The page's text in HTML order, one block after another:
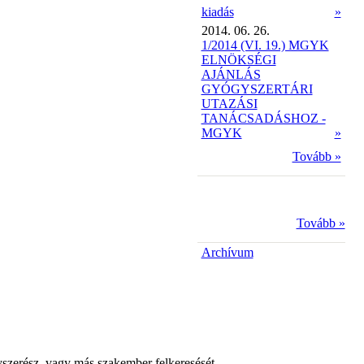
kiadás
»
2014. 06. 26.
1/2014 (VI. 19.) MGYK
ELNÖKSÉGI
AJÁNLÁS
GYÓGYSZERTÁRI
UTAZÁSI
TANÁCSADÁSHOZ -
MGYK
»
Tovább »
Tovább »
Archívum